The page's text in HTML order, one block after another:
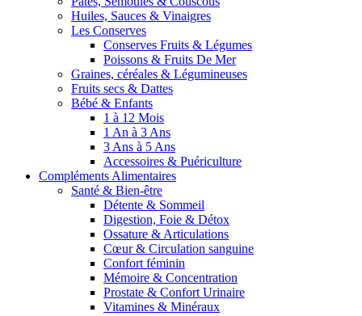
Huiles, Sauces & Vinaigres
Les Conserves
Conserves Fruits & Légumes
Poissons & Fruits De Mer
Graines, céréales & Légumineuses
Fruits secs & Dattes
Bébé & Enfants
1 à 12 Mois
1 An à 3 Ans
3 Ans à 5 Ans
Accessoires & Puériculture
Compléments Alimentaires
Santé & Bien-être
Détente & Sommeil
Digestion, Foie & Détox
Ossature & Articulations
Cœur & Circulation sanguine
Confort féminin
Mémoire & Concentration
Prostate & Confort Urinaire
Vitamines & Minéraux